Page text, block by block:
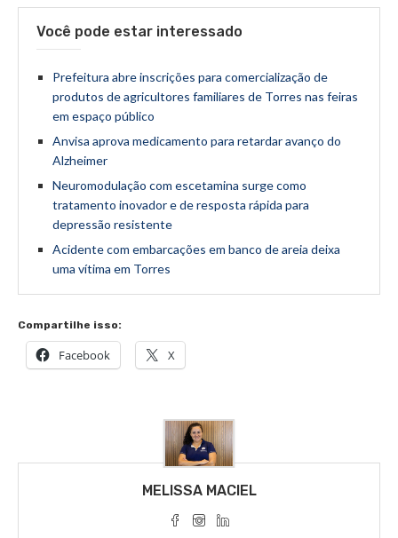
Você pode estar interessado
Prefeitura abre inscrições para comercialização de
produtos de agricultores familiares de Torres nas feiras
em espaço público
Anvisa aprova medicamento para retardar avanço do
Alzheimer
Neuromodulação com escetamina surge como
tratamento inovador e de resposta rápida para
depressão resistente
Acidente com embarcações em banco de areia deixa
uma vítima em Torres
Compartilhe isso:
Facebook X
MELISSA MACIEL